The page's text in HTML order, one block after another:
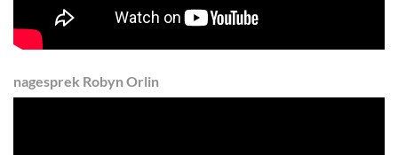
nagesprek Robyn Orlin